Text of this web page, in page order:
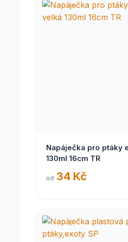
Napáječka pro ptáky
130ml 16cm TR
od 34 Kč